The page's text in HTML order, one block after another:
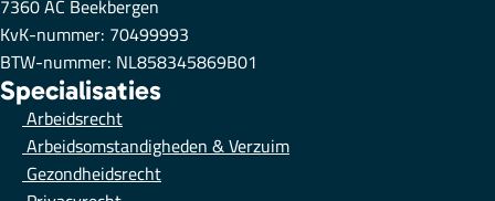
KvK-nummer: 70499993
BTW-nummer: NL858345869B01
Specialisaties
Arbeidsrecht
Arbeidsomstandigheden & Verzuim
Gezondheidsrecht